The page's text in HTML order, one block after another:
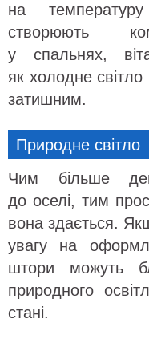
на
створюють
у спальнях,
як холодне
затишним.
Природне світло
Чим більше
до оселі, тим
вона здається.
увагу на
штори можуть
природного
стані.